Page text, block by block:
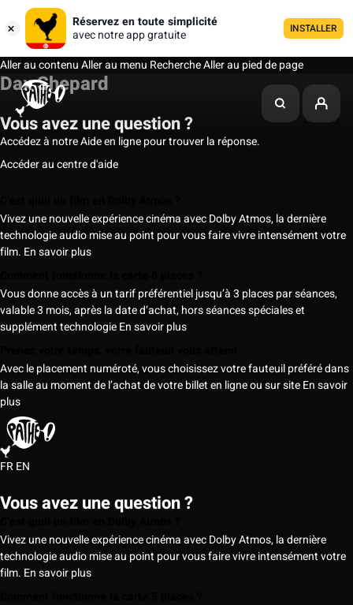
Réservez en toute simplicité
avec notre app gratuite
INSTALLER
Aller au contenuAller au menu RechercheAller au pied de page
Dax Shepard
Vous avez une question ?
Accédez à notre Aide en ligne pour trouver la réponse.
Accéder au centre d'aide
Vivez une nouvelle expérience cinéma avec Dolby Atmos, la dernière
technologie audio mise au point pour vous faire vivre intensément votre
film. En savoir plus
Vous donne accès à un tarif préférentiel jusqu’à 3 places par séances,
valable 3 mois, après la date d’achat, hors séances spéciales et
supplément technologieEn savoir plus
Avec le placement numéroté, vous choisissez votre fauteuil préféré dans
la salle au moment de l’achat de votre billet en ligne ou sur siteEn savoir
plus
FREN
Vous avez une question ?
Vivez une nouvelle expérience cinéma avec Dolby Atmos, la dernière
technologie audio mise au point pour vous faire vivre intensément votre
film. En savoir plus